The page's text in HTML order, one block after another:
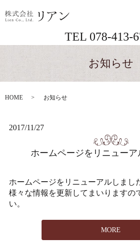
TEL 078-413-
お知らせ
HOME お知らせ
2017/11/27
ホームページをリニューア
ホームページをリニューアルしまし
様々な情報を更新してまいりますの
い。
MORE